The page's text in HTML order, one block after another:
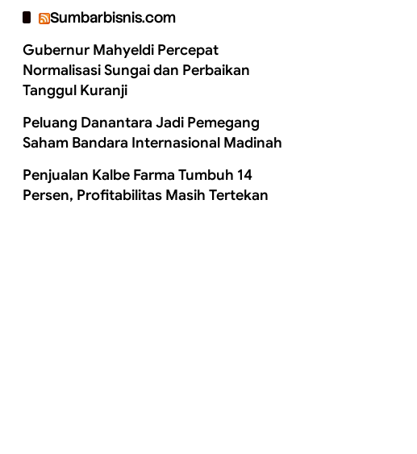
Sumbarbisnis.com
Gubernur Mahyeldi Percepat
Normalisasi Sungai dan Perbaikan
Tanggul Kuranji
Peluang Danantara Jadi Pemegang
Saham Bandara Internasional Madinah
Penjualan Kalbe Farma Tumbuh 14
Persen, Profitabilitas Masih Tertekan